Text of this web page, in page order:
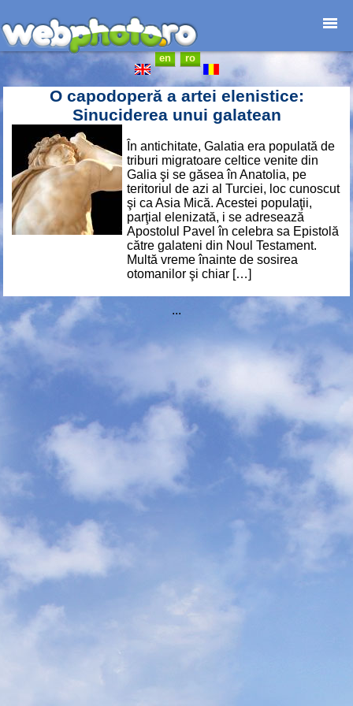
en ro
Home page
Photojournalism
Architecture
Kids
Catalogues
Webdesign
Contact
O capodoperă a artei elenistice:
Sinuciderea unui galatean
În antichitate, Galatia era populată de
triburi migratoare celtice venite din
Galia şi se găsea în Anatolia, pe
teritoriul de azi al Turciei, loc cunoscut
şi ca Asia Mică. Acestei populaţii,
parţial elenizată, i se adresează
Apostolul Pavel în celebra sa Epistolă
către galateni din Noul Testament.
Multă vreme înainte de sosirea
otomanilor şi chiar […]
...